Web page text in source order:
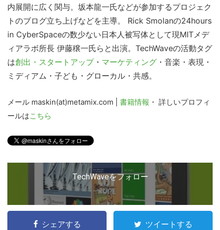
内展開に広く関与。坂本龍一氏などが参加するプロジェク
トのブログ立ち上げなどを主導。 Rick Smolanの24hours
in CyberSpaceの数少ない日本人被写体として現MITメデ
ィアラボ所長 伊藤穣一氏らと出演。TechWaveの活動タグ
は創出・スタートアップ・ マーケティング ・音楽・表現・
ミディアム・子ども・グローカル・共感。
メール maskin(at)metamix.com | 書籍情報 ・ 詳しいプロフィ
ールはこちら
TechWaveをフォロー
シェアする ツイートする
こ
の
サ
イ
ト
を
索
す